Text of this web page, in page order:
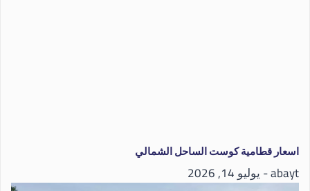
اسعار قطامية كوست الساحل الشمالي
abayt يوليو 14, 2026